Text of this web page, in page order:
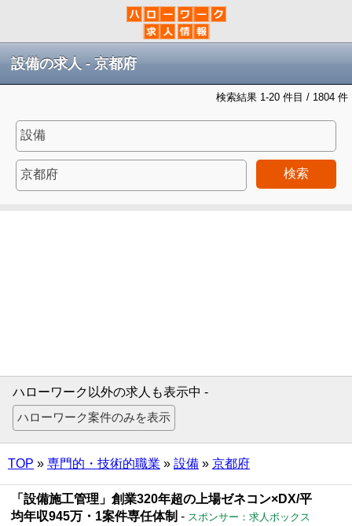
設備の求人 - 京都府
検索結果 1-20 件目 / 1804 件
検索
ハローワーク以外の求人も表示中 -
TOP » 専門的・技術的職業 » 設備 » 京都府
「設備施工管理」創業320年超の上場ゼネコン×DX/平
均年収945万・1案件専任体制 - スポンサー：求人ボックス